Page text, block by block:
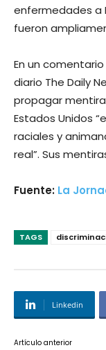
enfermedades a
fueron
En un
diario The Daily
propagar
Estados Unidos
raciales y
real”. Sus
Fuente: La
TAGS
Linkedin
Artículo anterior